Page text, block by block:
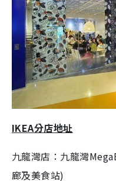
IKEA分店地址
九龍灣店：九龍灣
廊及美食站)